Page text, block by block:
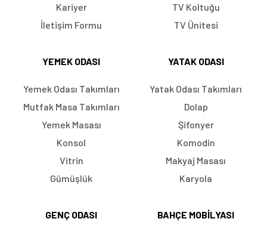
Kariyer
İletişim Formu
TV Koltuğu
TV Ünitesi
YEMEK ODASI
Yemek Odası Takımları
Mutfak Masa Takımları
Yemek Masası
Konsol
Vitrin
Gümüşlük
YATAK ODASI
Yatak Odası Takımları
Dolap
Şifonyer
Komodin
Makyaj Masası
Karyola
GENÇ ODASI BAHÇE MOBILYASI